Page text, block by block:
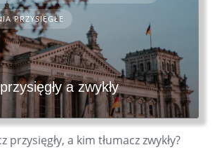
PRZYSIĘGŁE
a zwykły
przysięgły, a kim tłumacz zwykły?